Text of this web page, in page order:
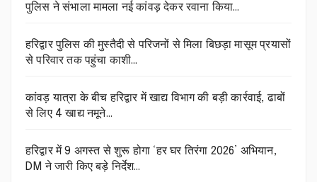
पुलिस ने संभाला मामला नई कांवड़ देकर रवाना किया…
हरिद्वार पुलिस की मुस्तैदी से परिजनों से मिला बिछड़ा मासूम प्रयासों
से परिवार तक पहुंचा काशी…
कांवड़ यात्रा के बीच हरिद्वार में खाद्य विभाग की बड़ी कार्रवाई, ढाबों
से लिए 4 खाद्य नमूने…
हरिद्वार में 9 अगस्त से शुरू होगा ‘हर घर तिरंगा 2026’ अभियान,
DM ने जारी किए बड़े निर्देश…